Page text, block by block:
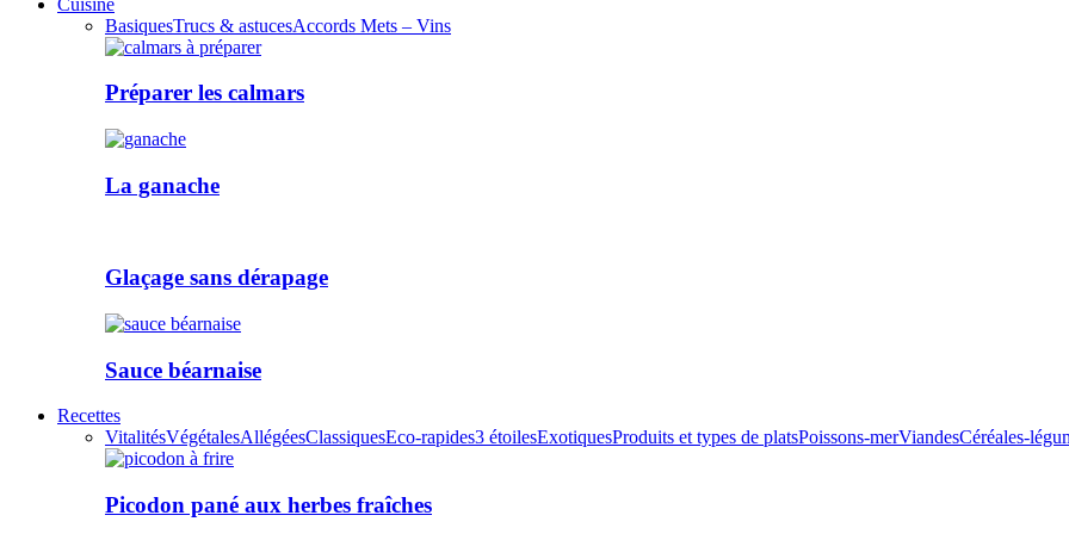
BasiquesTrucs & astucesAccords Mets – Vins
Préparer les calmars
La ganache
Glaçage sans dérapage
Sauce béarnaise
Recettes
VitalitésVégétalesAllégéesClassiquesEco-rapides3 étoilesExotiquesProduits et types de platsPoissons-merViandesCéréales-
Picodon pané aux herbes fraîches